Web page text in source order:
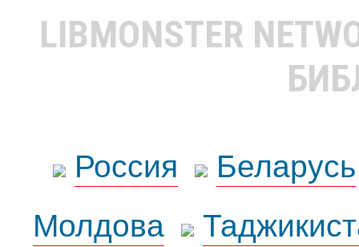
LIBMONSTER
Россия
Беларусь
Молдова